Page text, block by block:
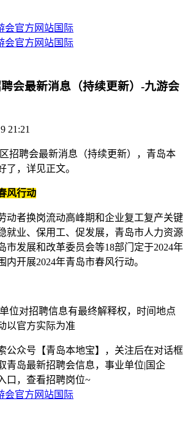
会官方网站国际
会官方网站国际
会最新消息（持续更新）-九游会
21:21
招聘会最新消息（持续更新），青岛本
了，详见正文。
风行动
者换岗流动高峰期和企业复工复产关键
就业、保用工、促发展，青岛市人力资源
市发展和改革委员会等18部门定于2024年
内开展2024年青岛市春风行动。
对招聘信息有最终解释权，时间地点
以官方实际为准
公众号【青岛本地宝】，关注后在对话框
青岛最新招聘会信息，事业单位|国企
口，查看招聘岗位~
会官方网站国际